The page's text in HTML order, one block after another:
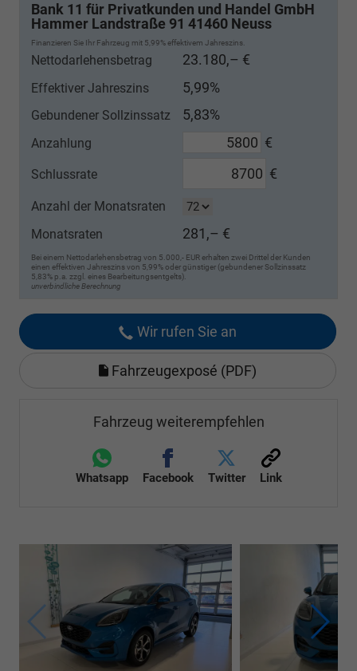
Bank 11 für Privatkunden und Handel GmbH
Hammer Landstraße 91 41460 Neuss
Finanzieren Sie Ihr Fahrzeug mit 5,99% effektivem Jahreszins.
Nettodarlehensbetrag 23.180,– €
Effektiver Jahreszins 5,99%
Gebundener Sollzinssatz 5,83%
Anzahlung €
Schlussrate €
Anzahl der Monatsraten
Monatsraten
281,– €
Bei einem Nettodarlehensbetrag von 5.000,- EUR erhalten zwei Drittel der Kunden
einen effektiven Jahreszins von 5,99% oder günstiger (gebundener Sollzinssatz
5,83% p.a. zzgl. eines Bearbeitungsentgelts).
unverbindliche Berechnung
Wir rufen Sie an
Fahrzeugexposé (PDF)
Fahrzeug weiterempfehlen
Whatsapp Facebook Twitter Link